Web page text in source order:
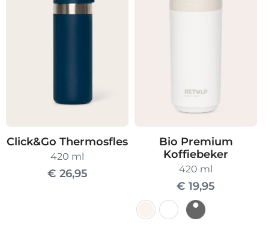
Click&Go Thermosfles
420 ml
€ 26,95
Bio Premium
Koffiebeker
420 ml
€ 19,95